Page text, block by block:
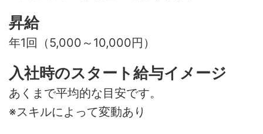
昇給
年1回（5,000～10,000円）
入社時のスタート給与イメージ
あくまで平均的な目安です。
※スキルによって変動あり